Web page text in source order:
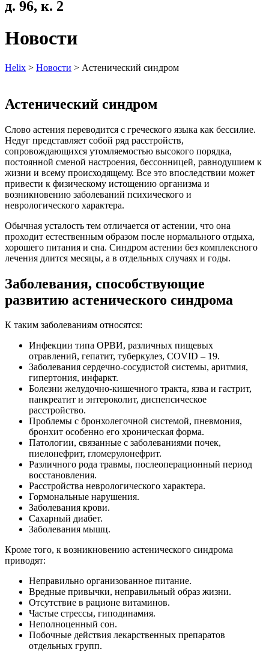
д. 96, к. 2
Новости
Helix > Новости > Астенический синдром
Астенический синдром
Слово астения переводится с греческого языка как бессилие.
Недуг представляет собой ряд расстройств,
сопровождающихся утомляемостью высокого порядка,
постоянной сменой настроения, бессонницей, равнодушием к
жизни и всему происходящему. Все это впоследствии может
привести к физическому истощению организма и
возникновению заболеваний психического и
неврологического характера.
Обычная усталость тем отличается от астении, что она
проходит естественным образом после нормального отдыха,
хорошего питания и сна. Синдром астении без комплексного
лечения длится месяцы, а в отдельных случаях и годы.
Заболевания, способствующие
развитию астенического синдрома
К таким заболеваниям относятся:
Инфекции типа ОРВИ, различных пищевых
отравлений, гепатит, туберкулез, COVID – 19.
Заболевания сердечно-сосудистой системы, аритмия,
гипертония, инфаркт.
Болезни желудочно-кишечного тракта, язва и гастрит,
панкреатит и энтероколит, диспепсическое
расстройство.
Проблемы с бронхолегочной системой, пневмония,
бронхит особенно его хроническая форма.
Патологии, связанные с заболеваниями почек,
пиелонефрит, гломерулонефрит.
Различного рода травмы, послеоперационный период
восстановления.
Расстройства неврологического характера.
Гормональные нарушения.
Заболевания крови.
Сахарный диабет.
Заболевания мышц.
Кроме того, к возникновению астенического синдрома
приводят:
Неправильно организованное питание.
Вредные привычки, неправильный образ жизни.
Отсутствие в рационе витаминов.
Частые стрессы, гиподинамия.
Неполноценный сон.
Побочные действия лекарственных препаратов
отдельных групп.